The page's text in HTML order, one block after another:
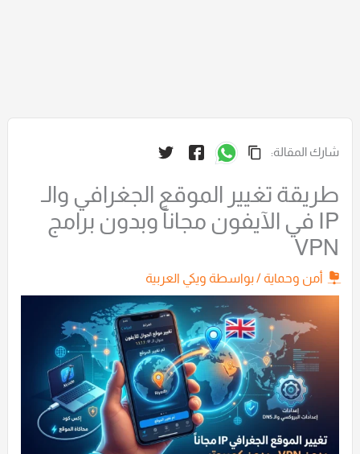
شارك المقالة:
طريقة تغيير الموقع الجغرافي والـ
IP في الآيفون مجاناً وبدون برامج
VPN
أمن وحماية / بواسطة ويكي العربية